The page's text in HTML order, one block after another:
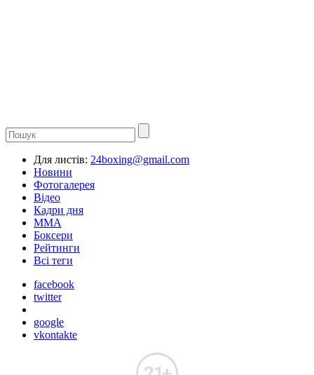
Для листів: 24boxing@gmail.com
Новини
Фотогалерея
Відео
Кадри дня
ММА
Боксери
Рейтинги
Всі теги
facebook
twitter
google
vkontakte